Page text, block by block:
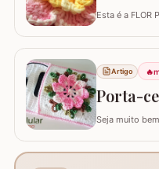
Esta é a FLOR
vai valorizar
R
Artigo 🔥
Porta-
Seja muito